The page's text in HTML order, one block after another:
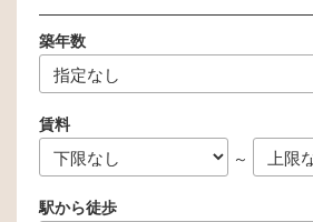
商品や景品、プレゼント等
当サイトのサービス向上・改
ビスを検討するための分析
個人を識別できない形で統計
成し、当サイトおよびお客
とするため。
築年数
賃料
～
駅から徒歩